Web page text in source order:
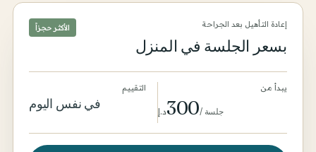
إعادة التأهيل بعد الجراحة
بسعر الجلسة في المنزل
الأكثر حجزاً
يبدأ من
د.إ300/ جلسة
التقييم
في نفس اليوم